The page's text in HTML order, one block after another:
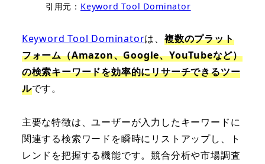
引用元： Keyword Tool Dominator
Keyword Tool Dominatorは、複数のプラット
フォーム（Amazon、Google、YouTubeなど）
の検索キーワードを効率的にリサーチできるツー
ルです。
主要な特徴は、ユーザーが入力したキーワードに
関連する検索ワードを瞬時にリストアップし、ト
レンドを把握する機能です。競合分析や市場調査